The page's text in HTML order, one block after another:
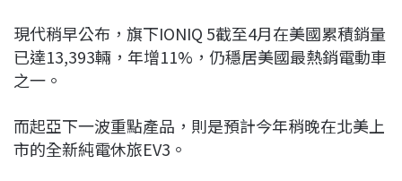
現代稍早公布，旗下IONIQ 5截至4月在美國累積銷量
已達13,393輛，年增11%，仍穩居美國最熱銷電動車
之一。
而起亞下一波重點產品，則是預計今年稍晚在北美上
市的全新純電休旅EV3 。